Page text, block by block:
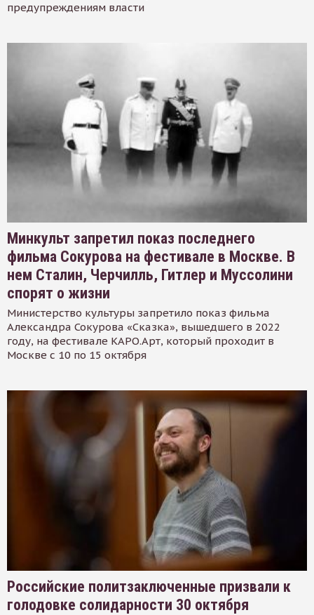
предупреждениям власти
Минкульт запретил показ последнего
фильма Сокурова на фестивале в Москве. В
нем Сталин, Черчилль, Гитлер и Муссолини
спорят о жизни
Министерство культуры запретило показ фильма
Александра Сокурова «Сказка», вышедшего в 2022
году, на фестивале КАРО.Арт, который проходит в
Москве с 10 по 15 октября
Российские политзаключенные призвали к
голодовке солидарности 30 октября